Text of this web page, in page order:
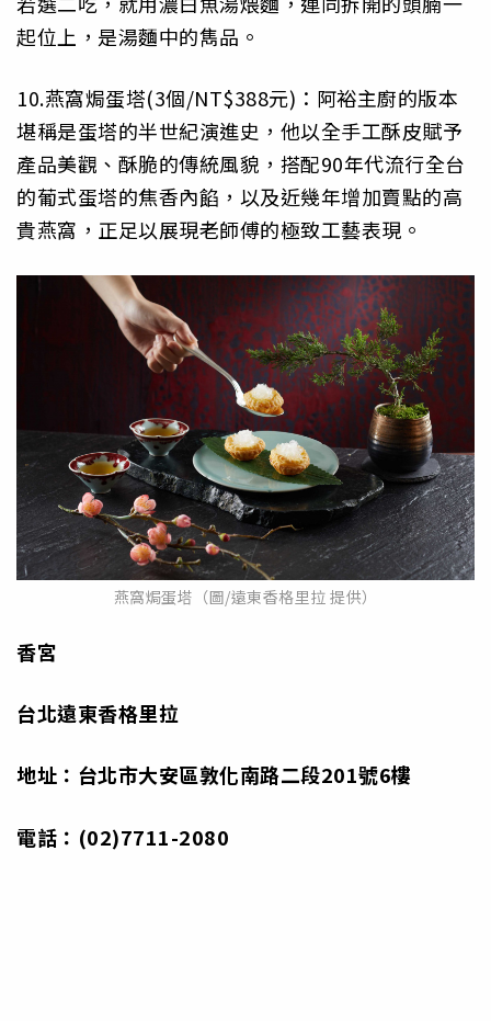
起位上，是湯麵中的雋品。
10.燕窩焗蛋塔(3個/NT$388元)：阿裕主廚的版本
堪稱是蛋塔的半世紀演進史，他以全手工酥皮賦予
產品美觀、酥脆的傳統風貌，搭配90年代流行全台
的葡式蛋塔的焦香內餡，以及近幾年增加賣點的高
貴燕窩，正足以展現老師傅的極致工藝表現。
燕窩焗蛋塔（圖/遠東香格里拉 提供）
香宮
台北遠東香格里拉
地址：台北市大安區敦化南路二段201號6樓
電話： (02)7711-2080